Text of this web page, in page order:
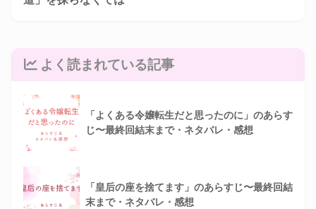
よく読まれている記事
「よくある令嬢転生だと思ったのに」のあらす
じ〜最終回結末まで・ネタバレ・感想
「皇后の座を捨てます」のあらすじ〜最終回結
末まで・ネタバレ・感想